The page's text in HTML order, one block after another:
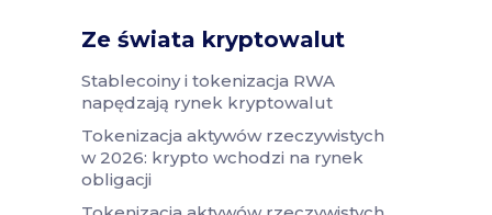
Ze świata kryptowalut
Stablecoiny i tokenizacja RWA
napędzają rynek kryptowalut
Tokenizacja aktywów rzeczywistych
w 2026: krypto wchodzi na rynek
obligacji